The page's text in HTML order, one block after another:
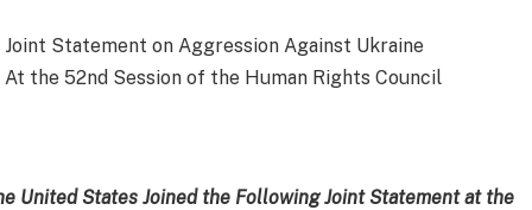
Joint Statement on Aggression Against Ukraine
At the 52nd Session of the Human Rights Council
United States Joined the Following Joint Statement at the